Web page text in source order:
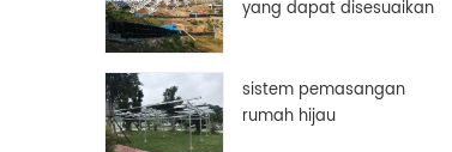
yang dapat disesuaikan
sistem pemasangan
rumah hijau